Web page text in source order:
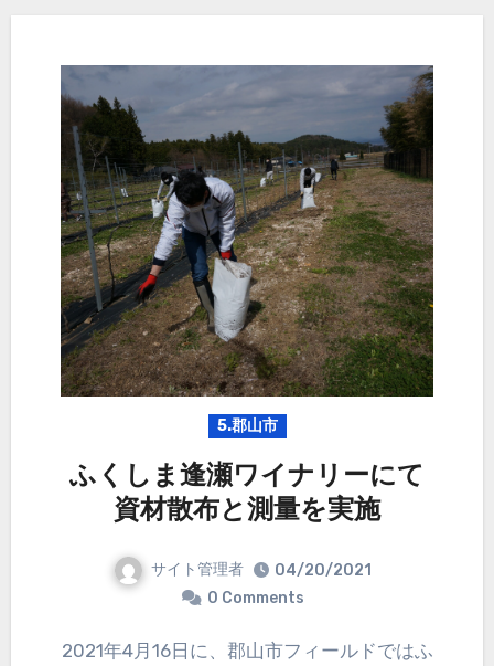
5.郡山市
ふくしま逢瀬ワイナリーにて
資材散布と測量を実施
サイト管理者
04/20/2021
0 Comments
2021年4月16日に、郡山市フィールドではふ